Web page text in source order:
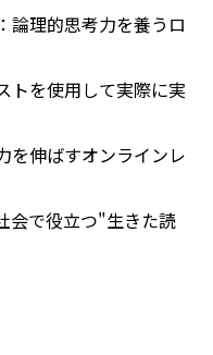
論理的思考力を養うロ
トを使用して実際に実
を伸ばすオンラインレ
会で役立つ"生きた読